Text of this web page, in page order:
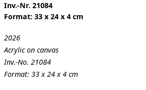
Inv.-Nr. 21084
Format: 33 x 24 x 4 cm
2026
Acrylic on canvas
Inv.-No. 21084
Format: 33 x 24 x 4 cm